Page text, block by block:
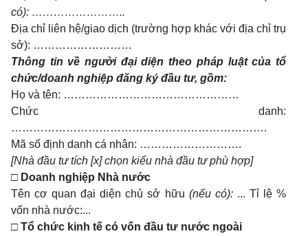
có): ……………………..
Địa chỉ liên hệ/giao dịch (trường hợp khác với địa chỉ trụ
sở): ………………………
Thông tin về người đại diện theo pháp luật của tổ
chức/doanh nghiệp đăng ký đầu tư, gồm:
Họ và tên: …………………………………………
Chức danh:
…………………………………………………………….
Mã số định danh cá nhân: ……………………….
[Nhà đầu tư tích [x] chọn kiểu nhà đầu tư phù hợp]
□ Doanh nghiệp Nhà nước
Tên cơ quan đại diện chủ sở hữu (nếu có):... Tỉ lệ %
vốn nhà nước:...
□ Tổ chức kinh tế có vốn đầu tư nước ngoài